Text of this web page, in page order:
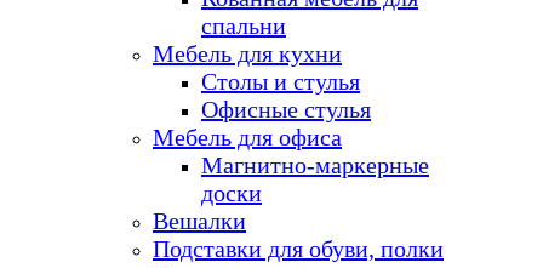
спальни
Мебель для кухни
Столы и стулья
Офисные стулья
Мебель для офиса
Магнитно-маркерные
доски
Вешалки
Подставки для обуви, полки